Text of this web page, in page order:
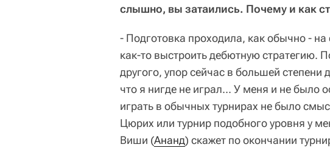
слышно, вы затаились. Почему и как
- Подготовка проходила, как обычно -
как-то выстроить дебютную стратегию.
другого, упор сейчас в большей степени
что я нигде не играл... У меня и не было
играть в обычных турнирах не было
Цюрих или турнир подобного уровня у
Виши (Ананд) скажет по окончании